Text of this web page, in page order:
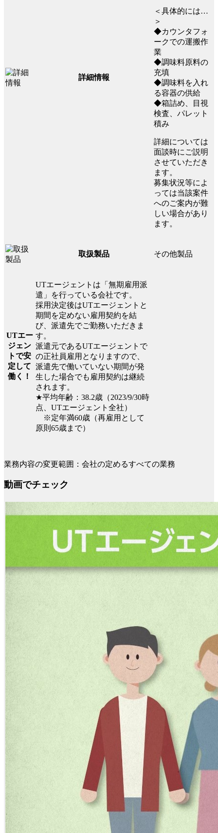
詳細情報
＜具体的には…
＞
◆カウンタフォ
ークでの運搬作
業
◆調味料原料の
充填
◆調味料を入れ
る容器の供給
◆箱詰め、目視
検査、パレット
積み
詳細については
面談時にご説明
させていただき
ます。
募集状況等によ
っては当該案件
へのご案内が難
しい場合があり
ます。
取扱製品 その他製品
UTエー
ジェン
トで安
定して
働く！
UTエージェントは「無期雇用派
遣」を行っている会社です。
採用決定後はUTエージェントと
期間を定めない雇用契約を結
び、派遣先でご勤務いただきま
す。
派遣元であるUTエージェントで
の正社員雇用となりますので、
派遣先で働いていない期間が発
生した場合でも雇用契約は継続
されます。
★平均年齢：38.2歳（2023/9/30時
点、UTエージェント全社）
※定年満60歳（再雇用として
原則65歳まで）
業務内容の変更範囲：会社の定めるすべての業務
動画でチェック